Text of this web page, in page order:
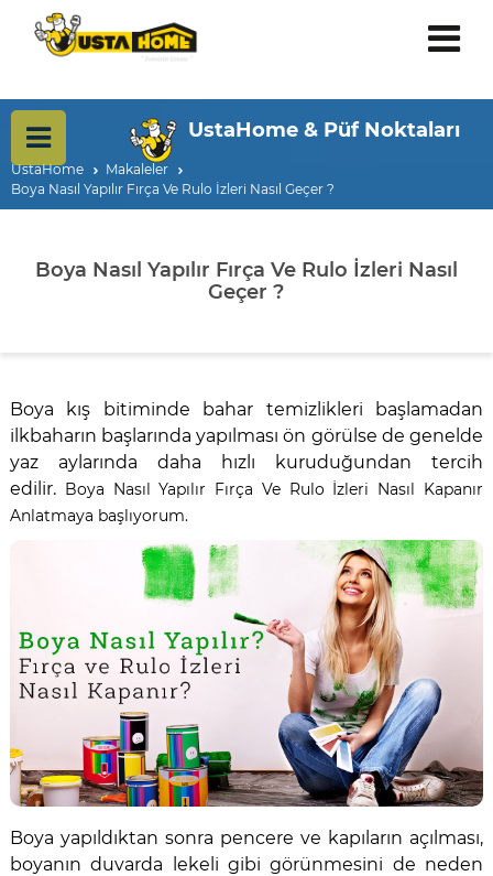
UstaHome & Püf Noktaları
UstaHome
Makaleler
Boya Nasıl Yapılır Fırça Ve Rulo İzleri Nasıl Geçer ?
Boya Nasıl Yapılır Fırça Ve Rulo İzleri Nasıl
Geçer ?
Boya kış bitiminde bahar temizlikleri başlamadan
ilkbaharın başlarında yapılması ön görülse de genelde
yaz aylarında daha hızlı kuruduğundan tercih
edilir. Boya Nasıl Yapılır Fırça Ve Rulo İzleri Nasıl Kapanır
Anlatmaya başlıyorum.
Boya yapıldıktan sonra pencere ve kapıların açılması,
boyanın duvarda lekeli gibi görünmesini de neden